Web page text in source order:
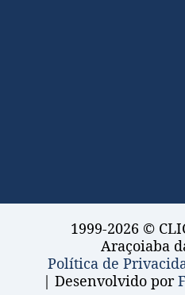
1999-2026 ©
Araçoiaba
Política de
| Desenvolvido por